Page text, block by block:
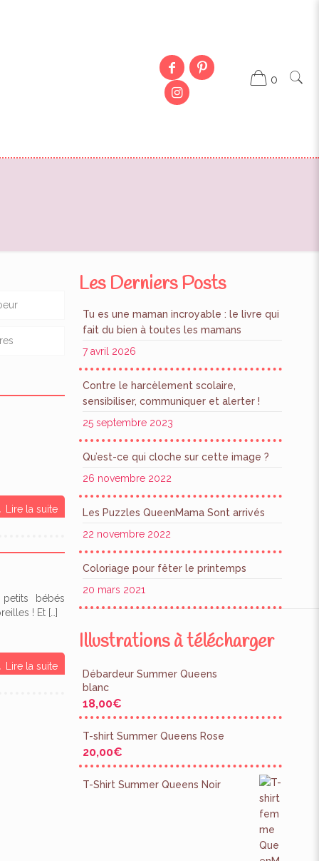
0
Lire la suite
bébés
! Et […]
Lire la suite
Les Derniers Posts
Tu es une maman incroyable : le livre qui
fait du bien à toutes les mamans
7 avril 2026
Contre le harcèlement scolaire,
sensibiliser, communiquer et alerter !
25 septembre 2023
Qu’est-ce qui cloche sur cette image ?
26 novembre 2022
Les Puzzles QueenMama Sont arrivés
22 novembre 2022
Coloriage pour fêter le printemps
20 mars 2021
Illustrations à télécharger
Débardeur Summer Queens
blanc
18,00€
T-shirt Summer Queens Rose
20,00€
T-Shirt Summer Queens Noir